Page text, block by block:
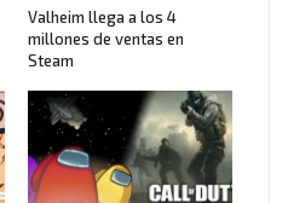
Valheim llega a los 4
millones de ventas en
Steam